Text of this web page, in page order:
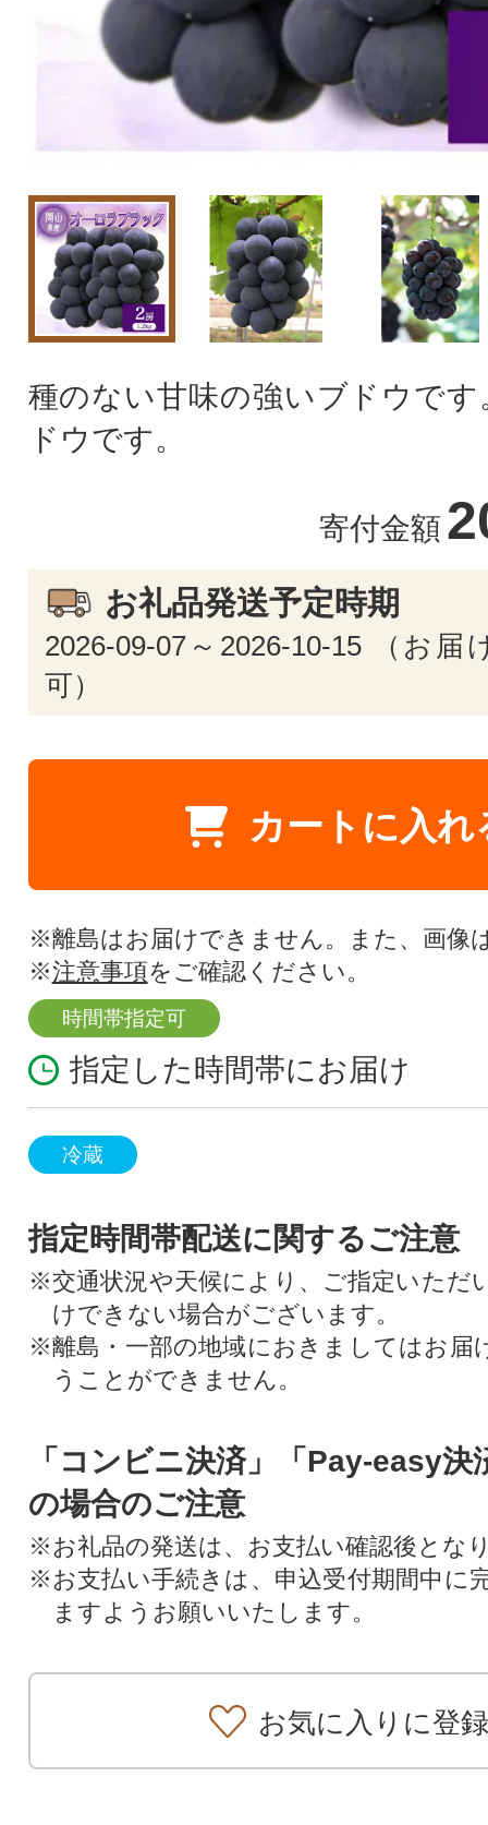
種のない甘味の強いブドウです
ドウです。
寄付金額
お礼品発送予定時期
2026-09-07～2026-10-15 （お届
可）
カートに入れ
※離島はお届けできません。また、画像
※注意事項をご確認ください。
時間帯指定可
指定した時間帯にお届け
冷蔵
指定時間帯配送に関するご注意
※交通状況や天候により、ご指定いただ
けできない場合がございます。
※離島・一部の地域におきましてはお届
うことができません。
「コンビニ決済」「Pay-easy決
の場合のご注意
※お礼品の発送は、お支払い確認後とな
※お支払い手続きは、申込受付期間中に
ますようお願いいたします。
お気に入りに登録